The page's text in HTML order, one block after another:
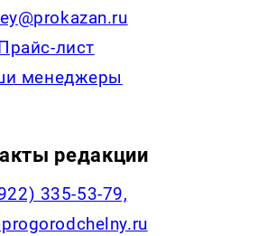
лист
менеджеры
редакции
335-53-79,